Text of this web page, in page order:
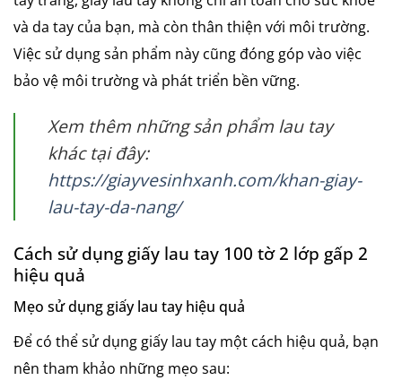
và da tay của bạn, mà còn thân thiện với môi trường.
Việc sử dụng sản phẩm này cũng đóng góp vào việc
bảo vệ môi trường và phát triển bền vững.
Xem thêm những sản phẩm lau tay
khác tại đây:
https://giayvesinhxanh.com/khan-giay-
lau-tay-da-nang/
Cách sử dụng giấy lau tay 100 tờ 2 lớp gấp 2
hiệu quả
Mẹo sử dụng giấy lau tay hiệu quả
Để có thể sử dụng giấy lau tay một cách hiệu quả, bạn
nên tham khảo những mẹo sau: